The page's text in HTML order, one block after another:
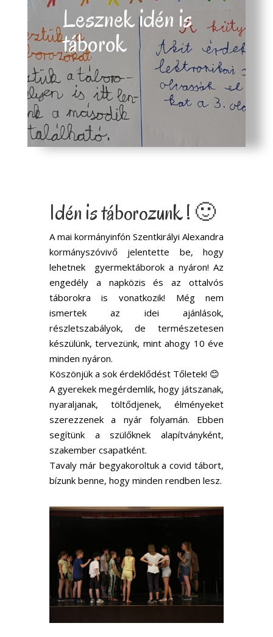
Lesznek idén is
táborok
Idén is táborozunk ! 🙂
A mai kormányinfón Szentkirályi Alexandra
kormányszóvivő jelentette be, hogy
lehetnek gyermektáborok a nyáron! Az
engedély a napközis és az ottalvós
táborokra is vonatkozik! Még nem
ismertek az idei ajánlások,
részletszabályok, de természetesen
készülünk, tervezünk, mint ahogy 10 éve
minden nyáron.
Köszönjük a sok érdeklődést Tőletek!️ 😊
A gyerekek megérdemlik, hogy játszanak,
nyaraljanak, töltődjenek, élményeket
szerezzenek a nyár folyamán. Ebben
segítünk a szülőknek alapítványként,
szakember csapatként.
Tavaly már begyakoroltuk a covid tábort,
bízunk benne, hogy minden rendben lesz.